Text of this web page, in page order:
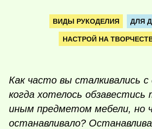
ВИДЫ РУКОДЕЛИЯ ДЛЯ
НАСТРОЙ НА
Как часто вы сталкивались с
когда хотелось обзавестись
иным предметом мебели, но
останавливало?